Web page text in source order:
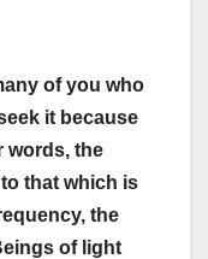
of you who
it because
words, the
that which is
the
of light